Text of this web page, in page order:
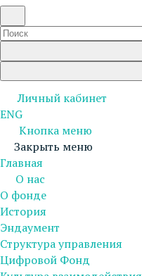
Личный кабинет
ENG
Кнопка меню
Закрыть меню
Главная
О нас
О фонде
История
Эндаумент
Структура управления
Цифровой Фонд